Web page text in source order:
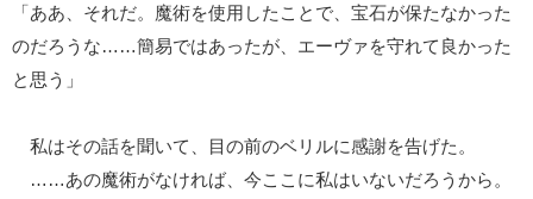
「ああ、それだ。魔術を使用したことで、宝石が保たなかった
のだろうな……簡易ではあったが、エーヴァを守れて良かった
と思う」
私はその話を聞いて、目の前のベリルに感謝を告げた。
……あの魔術がなければ、今ここに私はいないだろうから。